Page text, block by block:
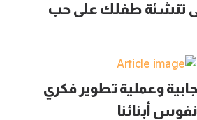
تنشئة طفلك على حب
وعملية تطوير فكري
أبنائنا